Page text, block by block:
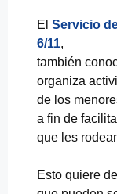
El Servicio
6/11,
también
organiza
de los
a fin de
que les
Esto quiere